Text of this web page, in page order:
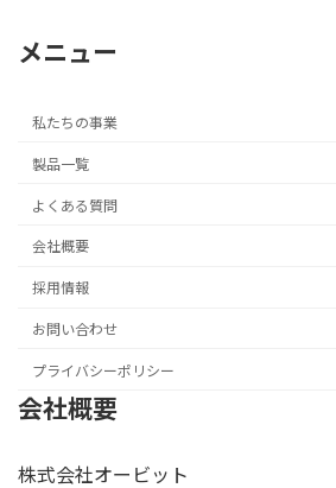
メニュー
私たちの事業
製品一覧
よくある質問
会社概要
採用情報
お問い合わせ
プライバシーポリシー
会社概要
株式会社オービット